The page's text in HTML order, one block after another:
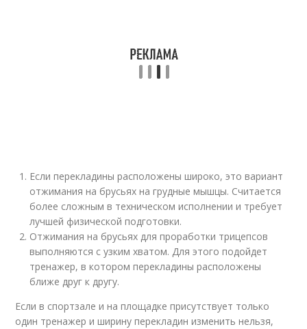
Если перекладины расположены широко, это вариант
отжимания на брусьях на грудные мышцы. Считается
более сложным в техническом исполнении и требует
лучшей физической подготовки.
Отжимания на брусьях для проработки трицепсов
выполняются с узким хватом. Для этого подойдет
тренажер, в котором перекладины расположены
ближе друг к другу.
Если в спортзале и на площадке присутствует только
один тренажер и ширину перекладин изменить нельзя,